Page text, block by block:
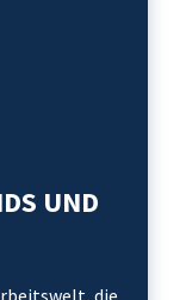
UND
die